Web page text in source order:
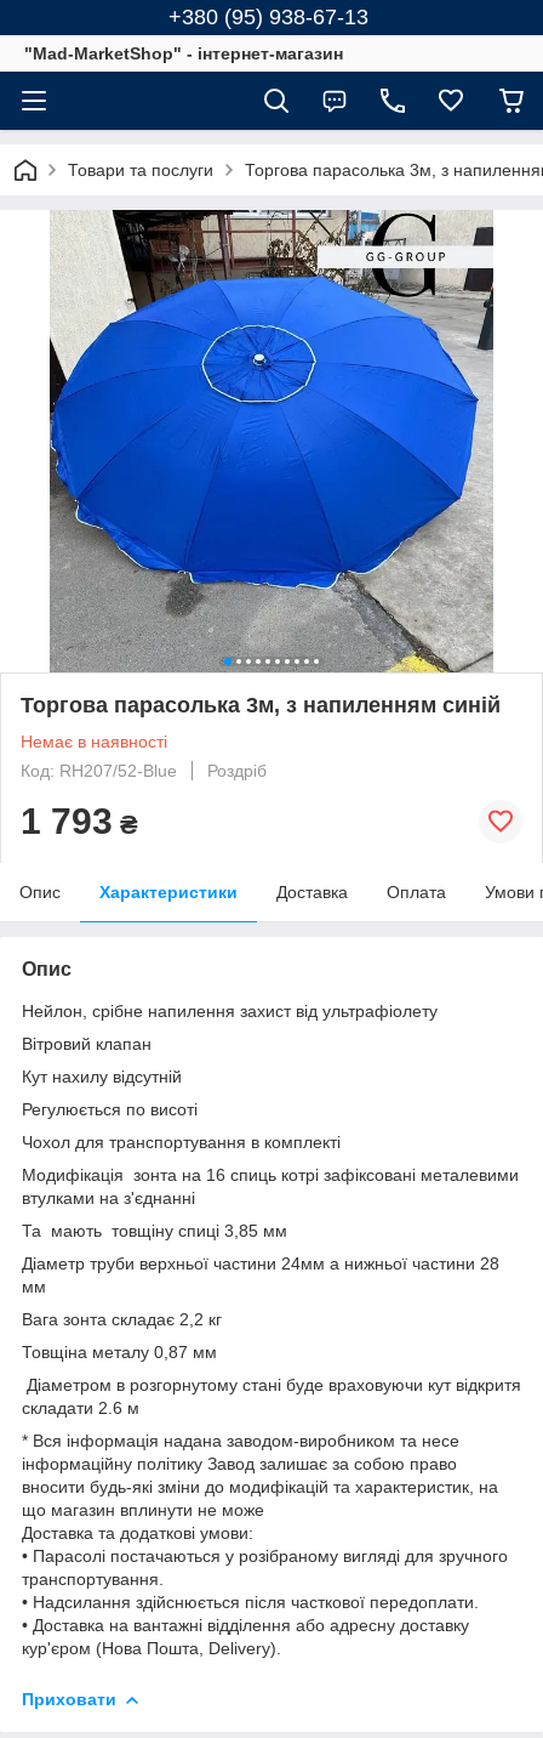
+380 (95) 938-67-13
"Mad-MarketShop" - інтернет-магазин
Товари та послуги Торгова парасолька 3м, з
Торгова парасолька 3м, з напиленням синій
Немає в наявності
Код: RH207/52-Blue
Роздріб
1 793 ₴
Опис Характеристики Доставка Оплата Умови
Опис
Нейлон, срібне напилення захист від ультрафіолету
Вітровий клапан
Кут нахилу відсутній
Регулюється по висоті
Чохол для транспортування в комплекті
Модифікація зонта на 16 спиць котрі зафіксовані металевими
втулками на з'єднанні
Та мають товщіну спиці 3,85 мм
Діаметр труби верхньої частини 24мм а нижньої частини 28
мм
Вага зонта складає 2,2 кг
Товщіна металу 0,87 мм
Діаметром в розгорнутому стані буде враховуючи кут відкритя
складати 2.6 м
* Вся інформація надана заводом-виробником та несе
інформаційну політику Завод залишає за собою право
вносити будь-які зміни до модифікацій та характеристик, на
що магазин вплинути не може
Доставка та додаткові умови:
• Парасолі постачаються у розібраному вигляді для зручного
транспортування.
• Надсилання здійснюється після часткової передоплати.
• Доставка на вантажні відділення або адресну доставку
кур'єром (Нова Пошта, Delivery).
Приховати